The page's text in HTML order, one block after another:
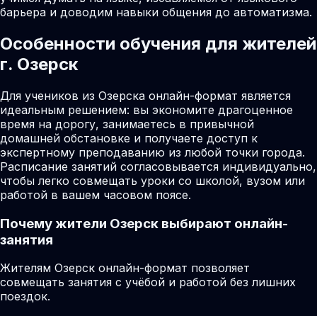
барьера и доводим навыки общения до автоматизма.
Особенности обучения для жителей
г. Озерск
Для учеников из Озерска онлайн-формат является
идеальным решением: вы экономите драгоценное
время на дорогу, занимаетесь в привычной
домашней обстановке и получаете доступ к
экспертному преподаванию из любой точки города.
Расписание занятий согласовывается индивидуально,
чтобы легко совмещать уроки со школой, вузом или
работой в вашем часовом поясе.
Почему жители Озерск выбирают онлайн-
занятия
Жителям Озерск онлайн-формат позволяет
совмещать занятия с учёбой и работой без лишних
поездок.